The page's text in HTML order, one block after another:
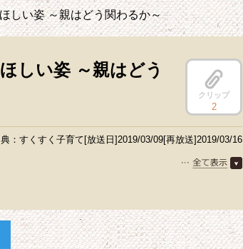
しい姿 ～親はどう関わるか～
しい姿 ～親はどう
クリップ
2
：すくすく子育て[放送日]2019/03/09[再放送]2019/03/16